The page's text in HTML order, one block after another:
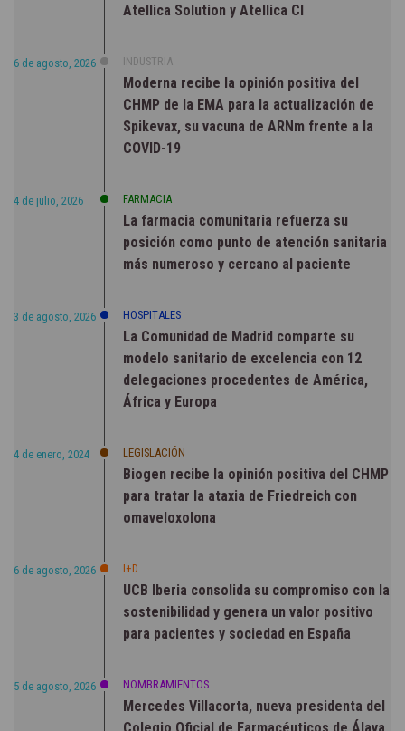
Atellica Solution y Atellica CI
6 de agosto, 2026 INDUSTRIA
Moderna recibe la opinión positiva del
CHMP de la EMA para la actualización de
Spikevax, su vacuna de ARNm frente a la
COVID-19
4 de julio, 2026 FARMACIA
La farmacia comunitaria refuerza su
posición como punto de atención sanitaria
más numeroso y cercano al paciente
3 de agosto, 2026 HOSPITALES
La Comunidad de Madrid comparte su
modelo sanitario de excelencia con 12
delegaciones procedentes de América,
África y Europa
4 de enero, 2024 LEGISLACIÓN
Biogen recibe la opinión positiva del CHMP
para tratar la ataxia de Friedreich con
omaveloxolona
6 de agosto, 2026 I+D
UCB Iberia consolida su compromiso con la
sostenibilidad y genera un valor positivo
para pacientes y sociedad en España
5 de agosto, 2026 NOMBRAMIENTOS
Mercedes Villacorta, nueva presidenta del